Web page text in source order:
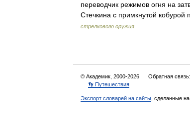
переводчик режимов огня на
Стечкина с примкнутой
стрелкового оружия
© Академик, 2000-2026 Обратная связь:
👣 Путешествия
Экспорт словарей на сайты , сделанные на